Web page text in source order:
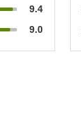
9.4
9.0